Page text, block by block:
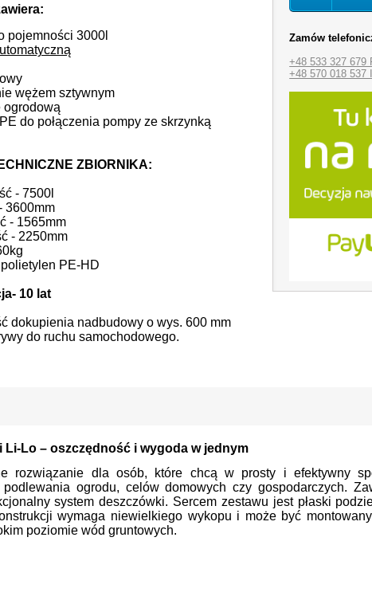
pojemności 3000l
wężem sztywnym
ogrodową
do połączenia pompy ze skrzynką
ZBIORNIKA:
- 7500l
3600mm
- 1565mm
- 2250mm
polietylen PE-HD
10 lat
dokupienia nadbudowy o wys. 600 mm
do ruchu samochodowego.
Zamów
+48 533 327 679
+48 570 018 537
Lo – oszczędność i wygoda w jednym
rozwiązanie dla osób, które chcą w prosty i efektywny
ogrodu, celów domowych czy gospodarczych.
system deszczówki. Sercem zestawu jest płaski
wymaga niewielkiego wykopu i może być
poziomie wód gruntowych.